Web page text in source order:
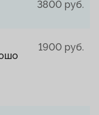
3800 руб.
1900 руб.